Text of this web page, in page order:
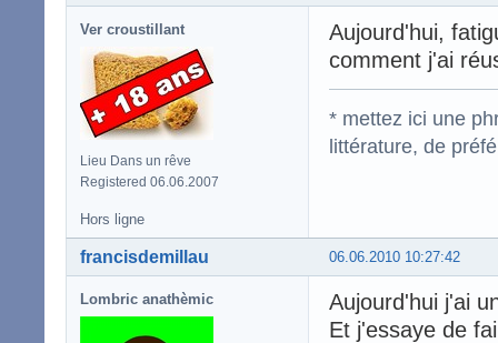
Ver croustillant
Lieu Dans un rêve
Registered 06.06.2007
Aujourd'hui,
comment j'ai
* mettez ici une
littérature, de
Hors ligne
06.06.2010 10:27:42
francisdemillau
Lombric anathèmic
Aujourd'hui j'ai
Et j'essaye de